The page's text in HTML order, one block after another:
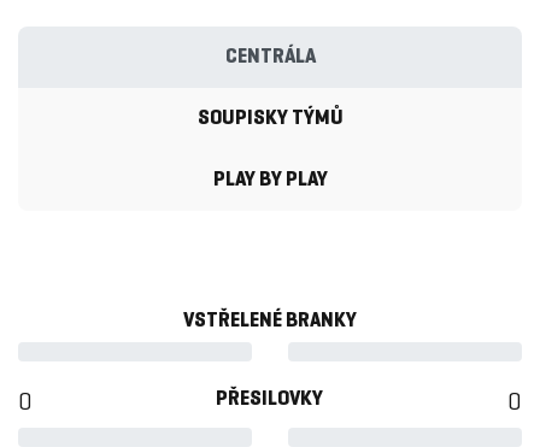
CENTRÁLA
SOUPISKY TÝMŮ
PLAY BY PLAY
VSTŘELENÉ BRANKY
0 PŘESILOVKY 0